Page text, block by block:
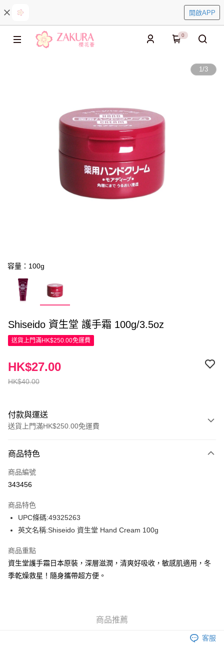
開啟APP
0
1/3
容量：100g
Shiseido 資生堂 護手霜 100g/3.5oz
送貨上門滿HK$250.00免運費
HK$40.00
HK$27.00
付款與運送
送貨上門滿HK$250.00免運費
信用卡
Apple Pay
WeChat Pay
JD京東物流，訂單確認發貨後2-4個工作天送達
商品特色
商品編號
343456
商品特色
UPC條碼:49325263
英文名稱:Shiseido 資生堂 Hand Cream 100g
商品重點
資生堂護手霜日本原裝，深層滋潤，清爽好吸收，敏感肌適用，冬
季乾燥救星！隨身攜帶超方便。
商品推薦
客服